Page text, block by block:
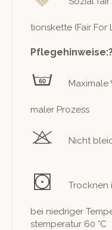
tions­kette (Fair For
maler Prozess
Nicht
Trock­nen
bei niedriger
stem­per­atur 60 °C